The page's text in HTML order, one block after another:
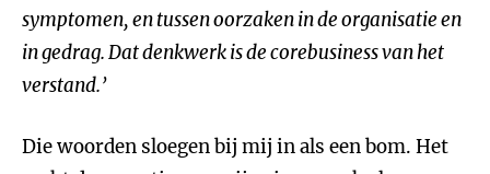
symptomen, en tussen oorzaken in de organisatie en
in gedrag. Dat denkwerk is de corebusiness van het
verstand.’
Die woorden sloegen bij mij in als een bom. Het